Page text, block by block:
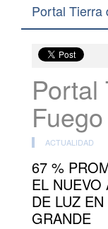
Portal Tierra
Portal
Fuego
ACTUALIDAD
67 %
EL NUEVO
DE LUZ EN
GRANDE